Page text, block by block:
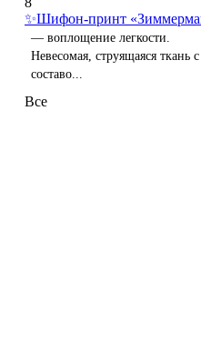
✨Шифон-принт
— воплощение легкости.
Невесомая, струящаяся
составо...
Все